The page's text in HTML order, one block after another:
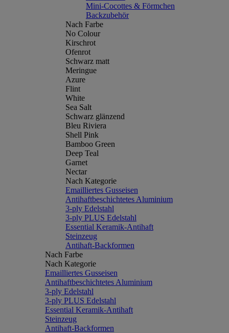
Mini-Cocottes & Förmchen
Backzubehör
Nach Farbe
No Colour
Kirschrot
Ofenrot
Schwarz matt
Meringue
Azure
Flint
White
Sea Salt
Schwarz glänzend
Bleu Riviera
Shell Pink
Bamboo Green
Deep Teal
Garnet
Nectar
Nach Kategorie
Emailliertes Gusseisen
Antihaftbeschichtetes Aluminium
3-ply Edelstahl
3-ply PLUS Edelstahl
Essential Keramik-Antihaft
Steinzeug
Antihaft-Backformen
Nach Farbe
Nach Kategorie
Emailliertes Gusseisen
Antihaftbeschichtetes Aluminium
3-ply Edelstahl
3-ply PLUS Edelstahl
Essential Keramik-Antihaft
Steinzeug
Antihaft-Backformen